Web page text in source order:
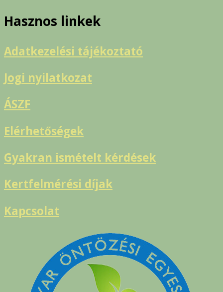
Hasznos linkek
Adatkezelési tájékoztató
Jogi nyilatkozat
ÁSZF
Elérhetőségek
Gyakran ismételt kérdések
Kertfelmérési díjak
Kapcsolat